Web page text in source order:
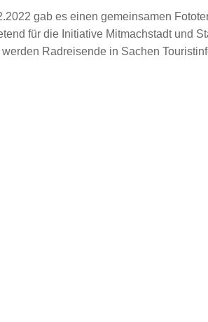
gab es einen gemeinsamen
für die Initiative Mitmachstadt und
werden Radreisende in Sachen